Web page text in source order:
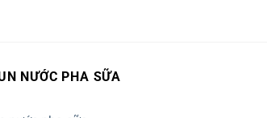
NƯỚC PHA SỮA